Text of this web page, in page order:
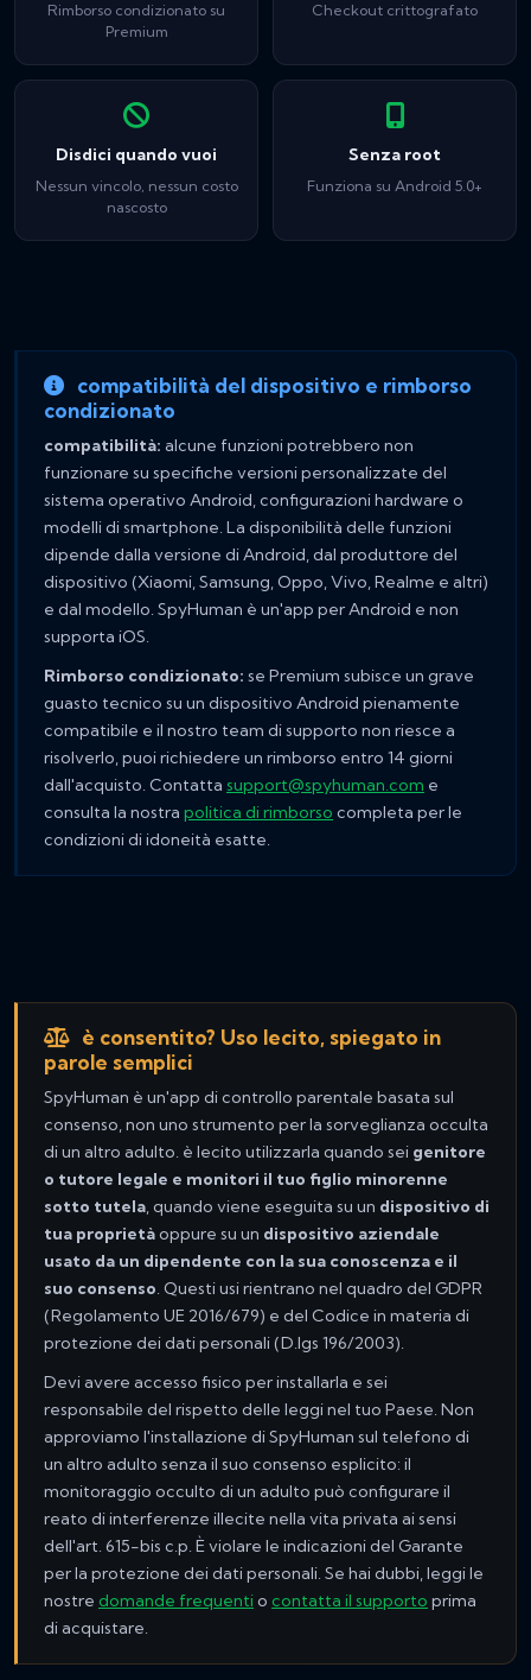
Rimborso condizionato su
Premium
Checkout crittografato
Disdici quando vuoi
Nessun vincolo, nessun costo
nascosto
Senza root
Funziona su Android 5.0+
compatibilità del dispositivo e rimborso
condizionato
compatibilità: alcune funzioni potrebbero non
funzionare su specifiche versioni personalizzate del
sistema operativo Android, configurazioni hardware o
modelli di smartphone. La disponibilità delle funzioni
dipende dalla versione di Android, dal produttore del
dispositivo (Xiaomi, Samsung, Oppo, Vivo, Realme e altri)
e dal modello. SpyHuman è un'app per Android e non
supporta iOS.
Rimborso condizionato: se Premium subisce un grave
guasto tecnico su un dispositivo Android pienamente
compatibile e il nostro team di supporto non riesce a
risolverlo, puoi richiedere un rimborso entro 14 giorni
dall'acquisto. Contatta support@spyhuman.com e
consulta la nostra politica di rimborso completa per le
condizioni di idoneità esatte.
è consentito? Uso lecito, spiegato in
parole semplici
SpyHuman è un'app di controllo parentale basata sul
consenso, non uno strumento per la sorveglianza occulta
di un altro adulto. è lecito utilizzarla quando sei genitore
o tutore legale e monitori il tuo figlio minorenne
sotto tutela, quando viene eseguita su un dispositivo di
tua proprietàoppure su un dispositivo aziendale
usato da un dipendente con la sua conoscenza e il
suo consenso. Questi usi rientrano nel quadro del GDPR
(Regolamento UE 2016/679) e del Codice in materia di
protezione dei dati personali (D.lgs 196/2003).
Devi avere accesso fisico per installarla e sei
responsabile del rispetto delle leggi nel tuo Paese. Non
approviamo l'installazione di SpyHuman sul telefono di
un altro adulto senza il suo consenso esplicito: il
monitoraggio occulto di un adulto può configurare il
reato di interferenze illecite nella vita privata ai sensi
dell'art. 615-bis c.p. È violare le indicazioni del Garante
per la protezione dei dati personali. Se hai dubbi, leggi le
nostre domande frequentio contatta il supporto prima
di acquistare.